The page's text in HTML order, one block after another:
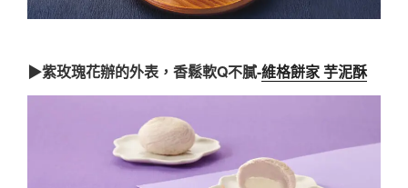
▶紫玫瑰花辦的外表，香鬆軟Q不膩-維格餅家 芋泥酥